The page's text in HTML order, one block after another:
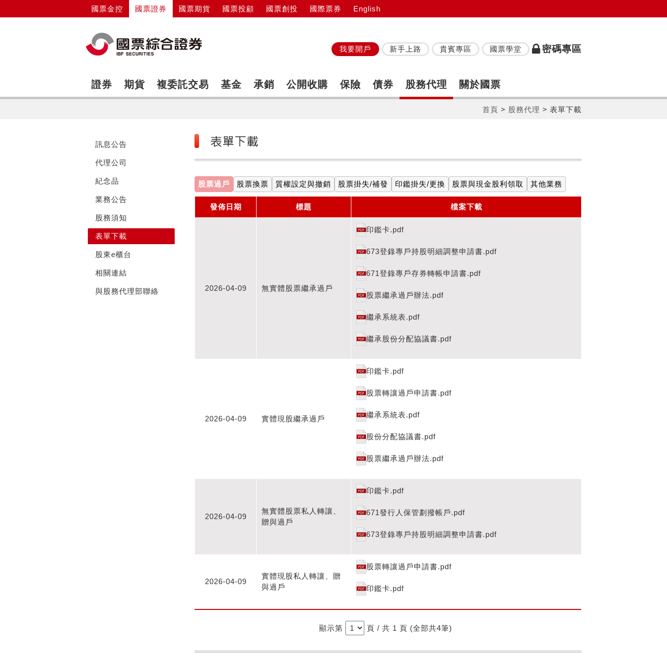
國票金控 國票證券 國票期貨 國票投顧 國票創投 國際票券 English
我要開戶 新手上路 貴賓專區 國票學堂 密碼專區
證券 期貨 複委託交易 基金 承銷 公開收購 保險 債券 股務代理 關於國票
首頁 > 股務代理 > 表單下載
訊息公告
代理公司
紀念品
業務公告
股務須知
表單下載
股東e櫃台
相關連結
與股務代理部聯絡
股票過戶 股票換票 質權設定與撤銷 股票掛失/補發 印鑑掛失/更換 股票與現金股利領取 其他業務
發佈日期 標題 檔案下載
2026-04-09 無實體股票繼承過戶
印鑑卡.pdf
673登錄專戶持股明細調整申請書.pdf
671登錄專戶存券轉帳申請書.pdf
股票繼承過戶辦法.pdf
繼承系統表.pdf
繼承股份分配協議書.pdf
2026-04-09 實體現股繼承過戶
印鑑卡.pdf
股票轉讓過戶申請書.pdf
繼承系統表.pdf
股份分配協議書.pdf
股票繼承過戶辦法.pdf
2026-04-09
無實體股票私人轉讓、
贈與過戶
印鑑卡.pdf
671發行人保管劃撥帳戶.pdf
673登錄專戶持股明細調整申請書.pdf
2026-04-09
實體現股私人轉讓、贈
與過戶
股票轉讓過戶申請書.pdf
印鑑卡.pdf
顯示第 頁 / 共 1 頁 (全部共4筆)